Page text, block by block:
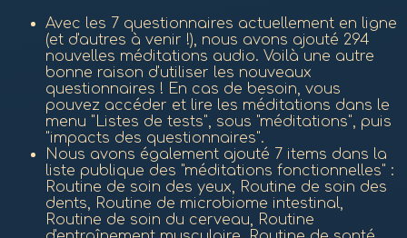
Avec les 7 questionnaires actuellement en ligne
(et d'autres à venir !), nous avons ajouté 294
nouvelles méditations audio. Voilà une autre
bonne raison d'utiliser les nouveaux
questionnaires ! En cas de besoin, vous
pouvez accéder et lire les méditations dans le
menu "Listes de tests", sous "méditations", puis
"impacts des questionnaires".
Nous avons également ajouté 7 items dans la
liste publique des "méditations fonctionnelles" :
Routine de soin des yeux, Routine de soin des
dents, Routine de microbiome intestinal,
Routine de soin du cerveau, Routine